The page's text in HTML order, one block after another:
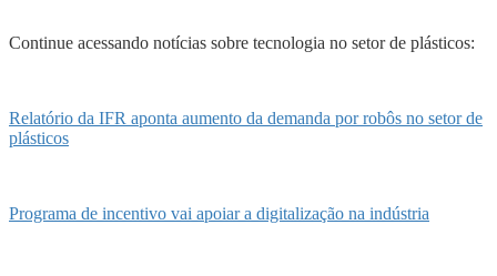
Continue acessando notícias sobre tecnologia no setor de plásticos:
Relatório da IFR aponta aumento da demanda por robôs no setor de
plásticos
Programa de incentivo vai apoiar a digitalização na indústria